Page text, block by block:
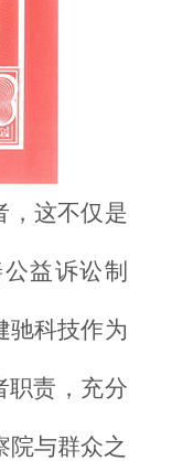
，这不仅是
益诉讼制
驰科技作为
职责，充分
院与群众之